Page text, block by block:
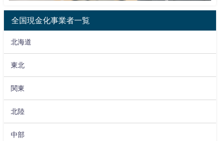
全国現金化事業者一覧
北海道
東北
関東
北陸
中部